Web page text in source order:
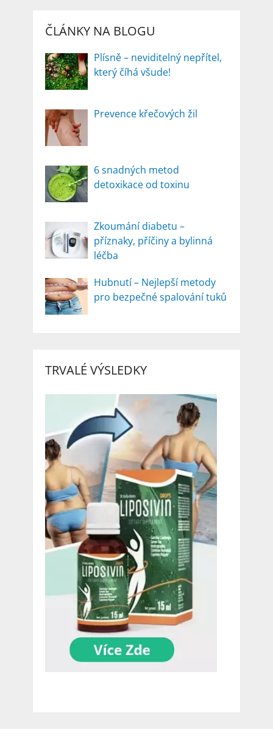
ČLÁNKY NA BLOGU
Plísně – neviditelný nepřítel,
který číhá všude!
Prevence křečových žil
6 snadných metod
detoxikace od toxinu
Zkoumání diabetu –
příznaky, příčiny a bylinná
léčba
Hubnutí – Nejlepší metody
pro bezpečné spalování tuků
TRVALÉ VÝSLEDKY